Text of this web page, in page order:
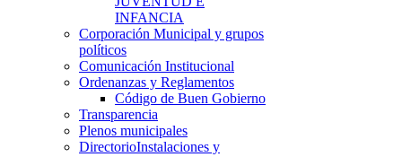
INFANCIA
Corporación Municipal y grupos
políticos
Comunicación Institucional
Ordenanzas y Reglamentos
Código de Buen Gobierno
Transparencia
Plenos municipales
DirectorioInstalaciones y